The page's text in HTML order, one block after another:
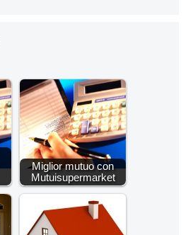
Miglior mutuo con
Mutuisupermarket